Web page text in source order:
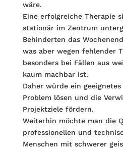
wäre.
Eine erfolgreiche Therapie
stationär im Zentrum
Behinderten das
was aber wegen fehlender
besonders bei Fällen aus
kaum machbar ist.
Daher würde ein
Problem lösen und die
Projektziele fördern.
Weiterhin möchte man die
professionellen und
Menschen mit schwerer